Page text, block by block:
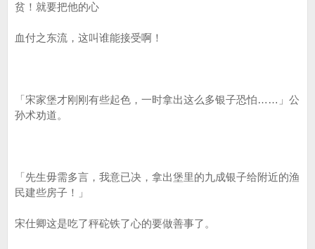
贫！就要把他的心
血付之东流，这叫谁能接受啊！
「宋家堡才刚刚有些起色，一时拿出这么多银子恐怕……」公
孙术劝道。
「先生毋需多言，我意已决，拿出堡里的九成银子给附近的渔
民建些房子！」
宋仕卿这是吃了秤砣铁了心的要做善事了。